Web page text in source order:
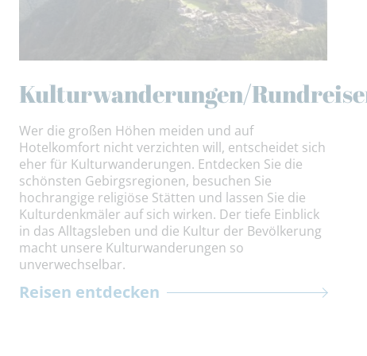
Kulturwanderungen/
Wer die großen Höhen meiden und auf
Hotelkomfort nicht verzichten will, entscheidet sich
eher für Kulturwanderungen. Entdecken Sie die
schönsten Gebirgsregionen, besuchen Sie
hochrangige religiöse Stätten und lassen Sie die
Kulturdenkmäler auf sich wirken. Der tiefe Einblick
in das Alltagsleben und die Kultur der Bevölkerung
macht unsere Kulturwanderungen so
unverwechselbar.
Reisen entdecken